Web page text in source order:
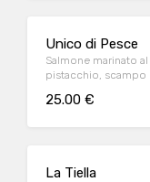
Unico di Pesce
Salmone marinato
pistacchio,
25.00 €
La Tiella